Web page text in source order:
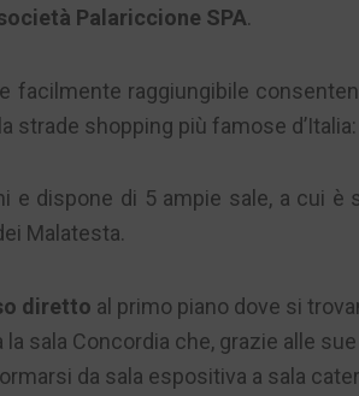
Palariccione SPA.
facilmente raggiungibile
strade shopping più famose
e dispone di 5 ampie sale, a cui è
Malatesta.
diretto al primo piano dove si
sala Concordia che, grazie alle
da sala espositiva a sala